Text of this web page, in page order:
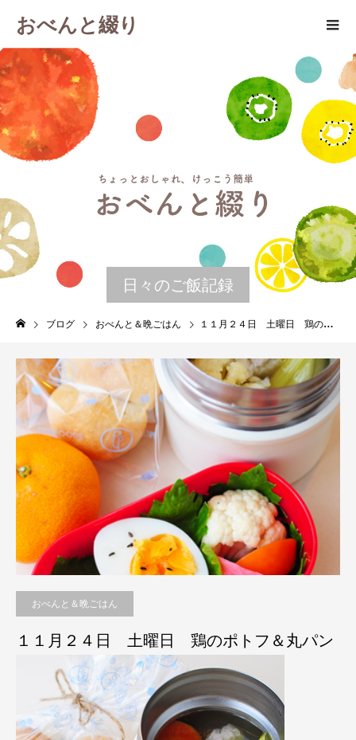
おべんと綴り
日々のご飯記録
ブログ おべんと＆晩ごはん １１月２４日 土曜日 鶏のポトフ＆丸パン
おべんと＆晩ごはん
１１月２４日 土曜日 鶏のポトフ＆丸パン